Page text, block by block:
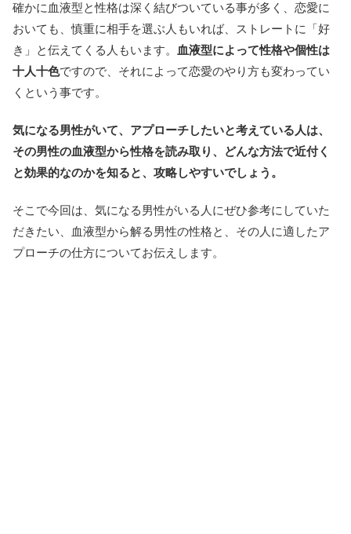
確かに血液型と性格は深く結びついている事が多く、恋愛に
おいても、慎重に相手を選ぶ人もいれば、ストレートに「好
き」と伝えてくる人もいます。
血液型によって性格や個性は
十人十色ですので、それによって恋愛のやり方も変わってい
くという事です。
気になる男性がいて、アプローチしたいと考えている人は、
その男性の血液型から性格を読み取り、どんな方法で近付く
と効果的なのかを知ると、攻略しやすいでしょう。
そこで今回は、気になる男性がいる人にぜひ参考にしていた
だきたい、血液型から解る男性の性格と、その人に適したア
プローチの仕方についてお伝えします。